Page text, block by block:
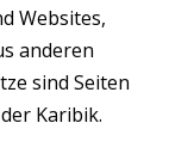
Websites,
anderen
sind Seiten
Karibik.